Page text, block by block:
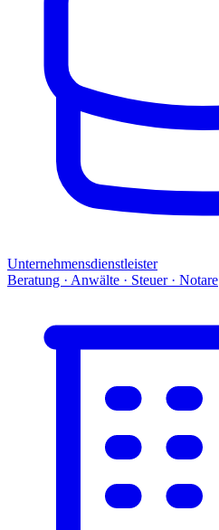
Unternehmensdienstleister
Beratung · Anwälte · Steuer · Notare